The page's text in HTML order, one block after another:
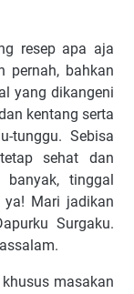
resep apa aja
pernah, bahkan
yang dikangeni
kentang serta
tunggu. Sebisa
sehat dan
tinggal
Mari jadikan
Surgaku.
masakan